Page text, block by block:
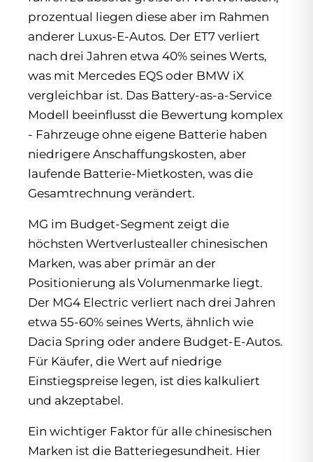
prozentual liegen diese aber im Rahmen
anderer Luxus-E-Autos. Der ET7 verliert
nach drei Jahren etwa 40% seines Werts,
was mit Mercedes EQS oder BMW iX
vergleichbar ist. Das Battery-as-a-Service
Modell beeinflusst die Bewertung komplex
- Fahrzeuge ohne eigene Batterie haben
niedrigere Anschaffungskosten, aber
laufende Batterie-Mietkosten, was die
Gesamtrechnung verändert.
MG im Budget-Segment zeigt die
höchsten Wertverlustealler chinesischen
Marken, was aber primär an der
Positionierung als Volumenmarke liegt.
Der MG4 Electric verliert nach drei Jahren
etwa 55-60% seines Werts, ähnlich wie
Dacia Spring oder andere Budget-E-Autos.
Für Käufer, die Wert auf niedrige
Einstiegspreise legen, ist dies kalkuliert
und akzeptabel.
Ein wichtiger Faktor für alle chinesischen
Marken ist die Batteriegesundheit. Hier